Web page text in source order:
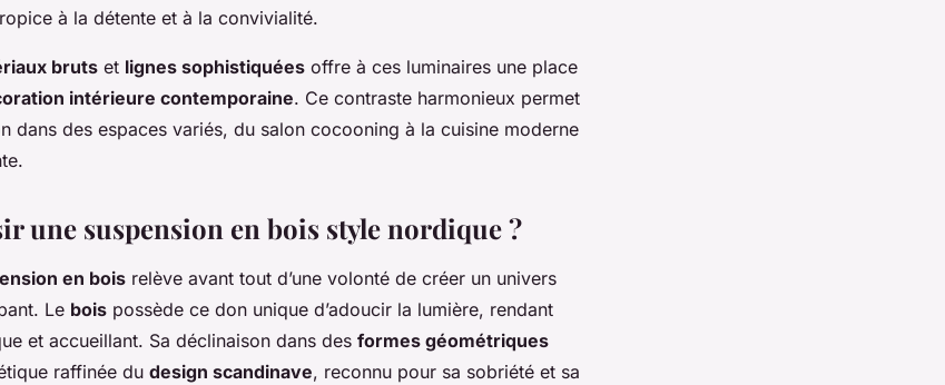
à la détente et à la convivialité.
bruts et lignes sophistiquées offre à ces luminaires une place
intérieure contemporaine. Ce contraste harmonieux permet
dans des espaces variés, du salon cocooning à la cuisine moderne
une suspension en bois style nordique ?
en bois relève avant tout d’une volonté de créer un univers
Le bois possède ce don unique d’adoucir la lumière, rendant
et accueillant. Sa déclinaison dans des formes géométriques
raffinée du design scandinave, reconnu pour sa sobriété et sa